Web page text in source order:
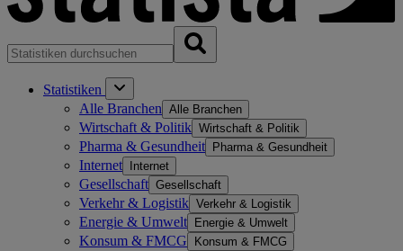
Statistiken
Alle Branchen Alle Branchen
Wirtschaft & Politik Wirtschaft & Politik
Pharma & Gesundheit Pharma & Gesundheit
Internet Internet
Gesellschaft Gesellschaft
Verkehr & Logistik Verkehr & Logistik
Energie & Umwelt Energie & Umwelt
Konsum & FMCG Konsum & FMCG